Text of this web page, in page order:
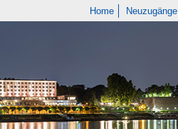
Home Neuzugänge